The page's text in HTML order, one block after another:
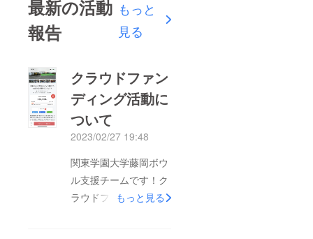
最新の活動
報告
もっと
見る
クラウドファン
ディング活動に
ついて
2023/02/27 19:48
関東学園大学藤岡ボウ
ル支援チームです！ク
ラウドファンディング
もっと見る